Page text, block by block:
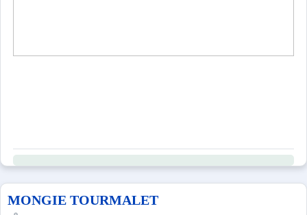
MONGIE TOURMALET